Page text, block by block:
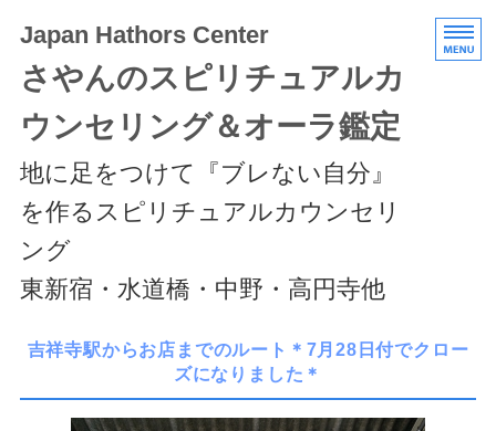
Japan Hathors Center
さやんのスピリチュアルカ
ウンセリング＆オーラ鑑定
地に足をつけて『ブレない自分』
を作るスピリチュアルカウンセリ
ング
東新宿・水道橋・中野・高円寺他
HOME
メニュー/料金
吉祥寺駅からお店までのルート＊7月28日付でクロー
ズになりました＊